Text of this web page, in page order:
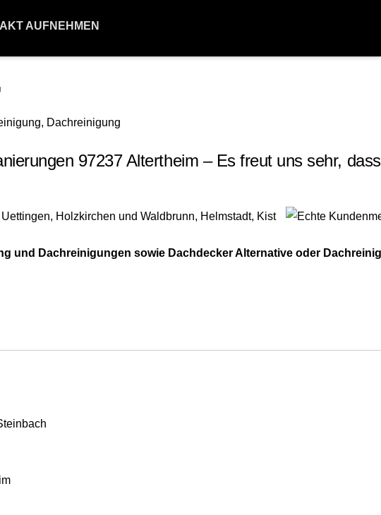
AUFNEHMEN
97237 Altertheim – Es freut uns sehr,
und Dachreinigungen sowie Dachdecker Alternative oder